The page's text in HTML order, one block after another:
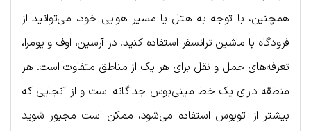
همچنین، با توجه به هتل یا مسیر هوایی خود، می‌توانید از
فرودگاه با ماشین ترانسفر استفاده کنید. در آرسین، اوف و یومرا،
تعرفه‌های حمل و نقل برای هر یک از مناطق متفاوت است. هر
منطقه دارای یک خط مینی‌بوس جداگانه است و از آنجایی که
بیشتر از اتوبوس استفاده می‌شود، ممکن است مجبور شوید